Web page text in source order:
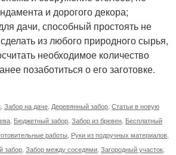
и дорогого декора;
дачи, способный простоять не
из любого природного сырья,
необходимое количество
позаботиться о его заготовке.
Забор на даче Деревянный забор Статьи в новую
Бюджетный забор Забор из бревен Бесплатный
работы Руки из подручных материалов
забор Забор между соседями Загородный участок